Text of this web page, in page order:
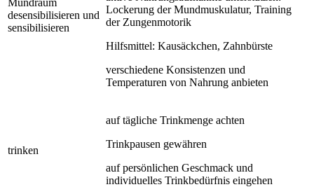
desensibilisieren und
sensibilisieren
Lockerung der Mundmuskulatur, Training
der Zungenmotorik
Hilfsmittel: Kausäckchen, Zahnbürste
verschiedene Konsistenzen und
Temperaturen von Nahrung anbieten
trinken
auf tägliche Trinkmenge achten
Trinkpausen gewähren
auf persönlichen Geschmack und
individuelles Trinkbedürfnis eingehen